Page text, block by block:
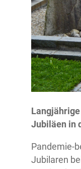
Langjährige
Jubiläen in
Pandemie-
Jubilaren